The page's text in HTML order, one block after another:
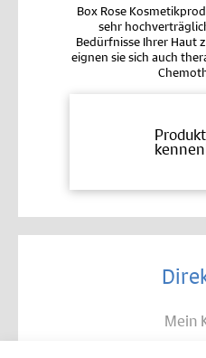
Box Rose
sehr
Bedürfnisse Ihrer Haut
eignen sie sich auch
Mein